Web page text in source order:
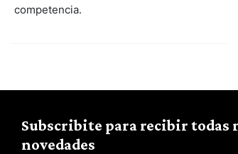
competencia.
Subscribite para recibir todas
novedades